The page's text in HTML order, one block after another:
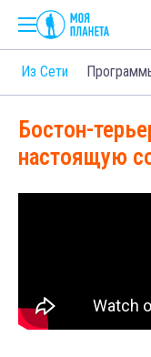
Из Сети
Бостон-
настоящую